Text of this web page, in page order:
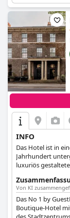
INFO
Das Hotel ist in
Jahrhundert
luxuriös
große Auswahl an
Von KI
Das No 1 by
Boutique-Hotel